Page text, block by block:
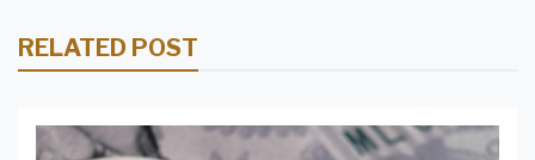
RELATED POST